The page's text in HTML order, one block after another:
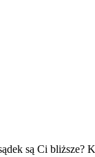
są Ci bliższe?